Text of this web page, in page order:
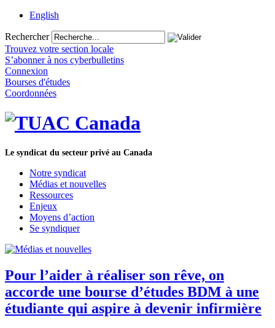
English
Rechercher
Trouvez votre section locale
S’abonner à nos cyberbulletins
Connexion
Bourses d'études
Coordonnées
Le syndicat du secteur privé au Canada
Notre syndicat
Médias et nouvelles
Ressources
Enjeux
Moyens d’action
Se syndiquer
Pour l’aider à réaliser son rêve, on
accorde une bourse d’études BDM à une
étudiante qui aspire à devenir infirmière